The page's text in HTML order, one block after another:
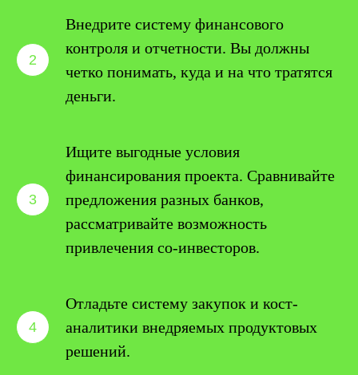
Внедрите систему финансового
контроля и отчетности. Вы должны
четко понимать, куда и на что тратятся
деньги.
Ищите выгодные условия
финансирования проекта. Сравнивайте
предложения разных банков,
рассматривайте возможность
привлечения со-инвесторов.
Отладьте систему закупок и кост-
аналитики внедряемых продуктовых
решений.